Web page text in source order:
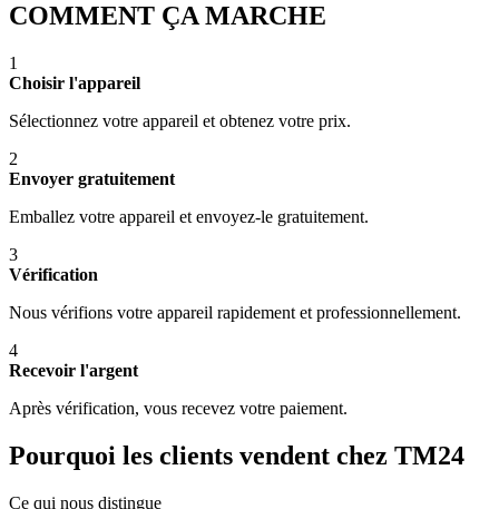
COMMENT ÇA MARCHE
1
Choisir l'appareil
Sélectionnez votre appareil et obtenez votre prix.
2
Envoyer gratuitement
Emballez votre appareil et envoyez-le gratuitement.
3
Vérification
Nous vérifions votre appareil rapidement et professionnellement.
4
Recevoir l'argent
Après vérification, vous recevez votre paiement.
Pourquoi les clients vendent chez TM24
Ce qui nous distingue